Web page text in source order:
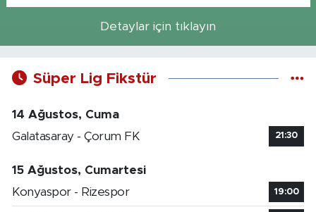
Detaylar için tıklayın
Süper Lig Fikstür
14 Ağustos, Cuma
Galatasaray - Çorum FK
21:30
15 Ağustos, Cumartesi
Konyaspor - Rizespor
19:00